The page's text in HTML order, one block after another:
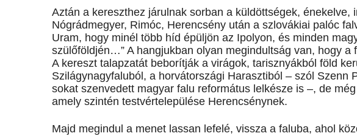
Aztán a kereszthez járulnak sorban a küldöttségek, énekelve,
Nógrádmegyer, Rimóc, Herencsény után a szlovákiai palóc
Uram, hogy minél több híd épüljön az Ipolyon, és minden
szülőföldjén…” A hangjukban olyan megindultság van, hogy a
A kereszt talapzatát beborítják a virágok, tarisznyákból föld
Szilágynagyfaluból, a horvátországi Harasztiból – szól Szenn
sokat szenvedett magyar falu református lelkésze is –, de
amely szintén testvértelepülése Herencsénynek.
Majd megindul a menet lassan lefelé, vissza a faluba, ahol